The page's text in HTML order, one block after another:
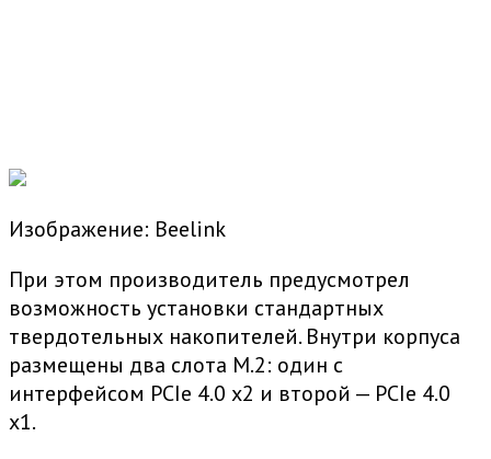
Изображение: Beelink
При этом производитель предусмотрел
возможность установки стандартных
твердотельных накопителей. Внутри корпуса
размещены два слота M.2: один с
интерфейсом PCIe 4.0 x2 и второй — PCIe 4.0
x1.